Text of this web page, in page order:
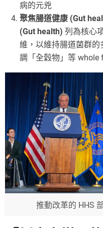
病的元兇
聚焦腸道健康 (Gut
(Gut health) 列為核心
維，以維持腸道菌群
調「全穀物」等 whole
推動改革的 HHS